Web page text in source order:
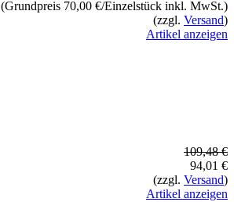
(Grundpreis 70,00 €/Einzelstück inkl. MwSt.)
(zzgl. Versand)
Artikel anzeigen
109,48 €
94,01 €
(zzgl. Versand)
Artikel anzeigen